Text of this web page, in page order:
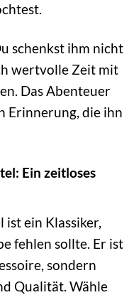
schenkst ihm nicht
wertvolle Zeit mit
Das Abenteuer
Erinnerung, die ihn
Ein zeitloses
ein Klassiker,
fehlen sollte. Er ist
sondern
Qualität. Wähle